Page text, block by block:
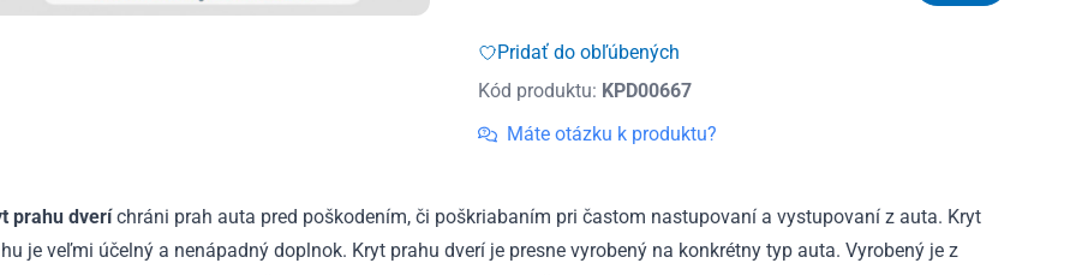
XLT
od
2023
Pridať do obľúbených
Kód produktu: KPD00667
Máte otázku k produktu?
prahu dveríchráni prah auta pred poškodením, či poškriabaním pri častom nastupovaní a vystupovaní z auta. Kryt
je veľmi účelný a nenápadný doplnok. Kryt prahu dverí je presne vyrobený na konkrétny typ auta. Vyrobený je z